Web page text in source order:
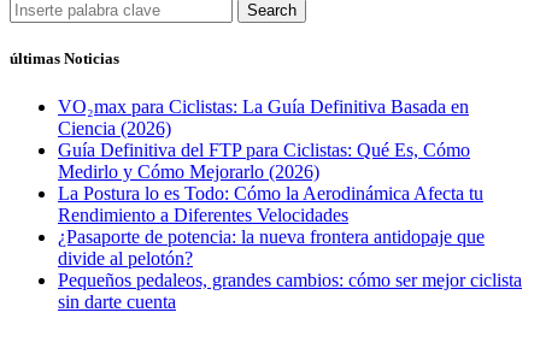
Search
últimas Noticias
VO₂max para Ciclistas: La Guía Definitiva Basada en
Ciencia (2026)
Guía Definitiva del FTP para Ciclistas: Qué Es, Cómo
Medirlo y Cómo Mejorarlo (2026)
La Postura lo es Todo: Cómo la Aerodinámica Afecta tu
Rendimiento a Diferentes Velocidades
¿Pasaporte de potencia: la nueva frontera antidopaje que
divide al pelotón?
Pequeños pedaleos, grandes cambios: cómo ser mejor ciclista
sin darte cuenta